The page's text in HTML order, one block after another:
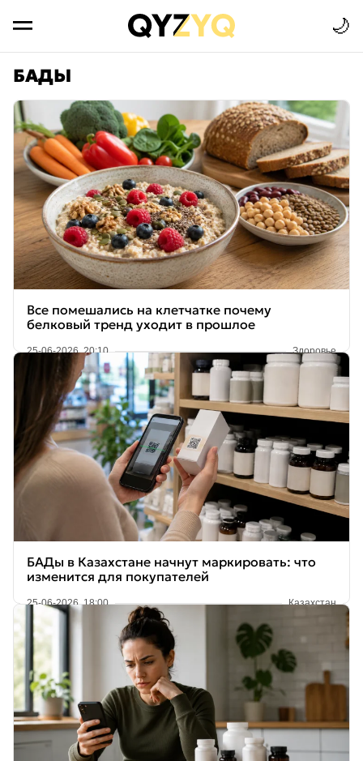
🌙
БАДЫ
Все помешались на клетчатке почему
белковый тренд уходит в прошлое
25-06-2026, 20:10 Здоровье
БАДы в Казахстане начнут маркировать: что
изменится для покупателей
25-06-2026, 18:00 Казахстан